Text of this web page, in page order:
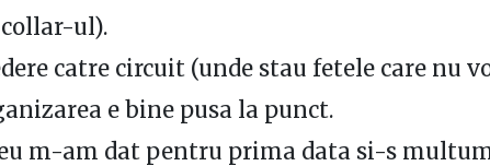
ul).
catre circuit (unde stau fetele care nu
e bine pusa la punct.
m-am dat pentru prima data si-s